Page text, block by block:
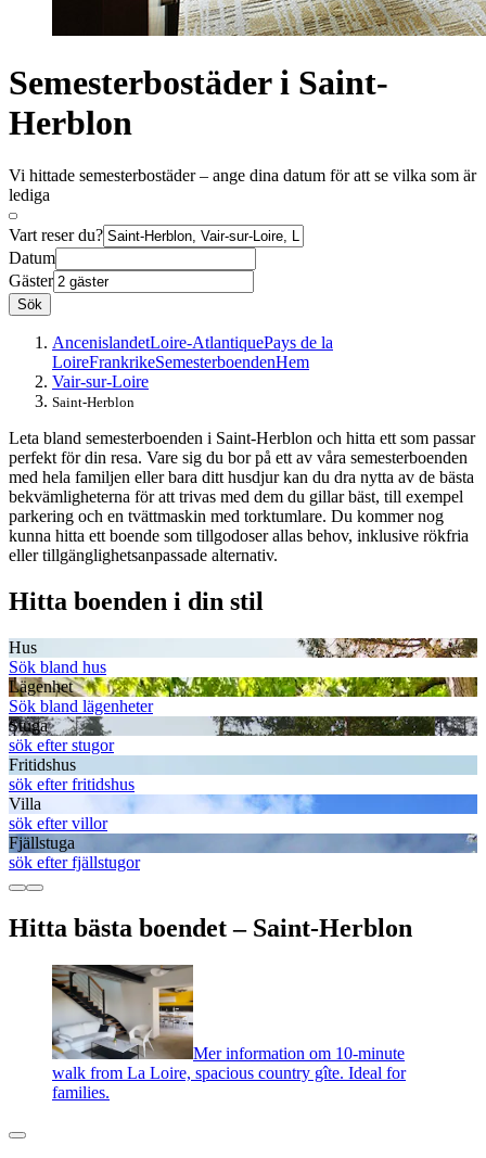
Semesterbostäder i Saint-
Herblon
Vi hittade semesterbostäder – ange dina datum för att se vilka som är
lediga
Vart reser du?
Datum
Gäster
Sök
AncenislandetLoire-AtlantiquePays de la
LoireFrankrikeSemesterboendenHem
Vair-sur-Loire
Saint-Herblon
Leta bland semesterboenden i Saint-Herblon och hitta ett som passar
perfekt för din resa. Vare sig du bor på ett av våra semesterboenden
med hela familjen eller bara ditt husdjur kan du dra nytta av de bästa
bekvämligheterna för att trivas med dem du gillar bäst, till exempel
parkering och en tvättmaskin med torktumlare. Du kommer nog
kunna hitta ett boende som tillgodoser allas behov, inklusive rökfria
eller tillgänglighetsanpassade alternativ.
Hitta boenden i din stil
Hus
Sök bland hus
Lägenhet
Sök bland lägenheter
Stuga
sök efter stugor
Fritidshus
sök efter fritidshus
Villa
sök efter villor
Fjällstuga
sök efter fjällstugor
Hitta bästa boendet – Saint-Herblon
Mer information om 10-minute
walk from La Loire, spacious country gîte. Ideal for
families.